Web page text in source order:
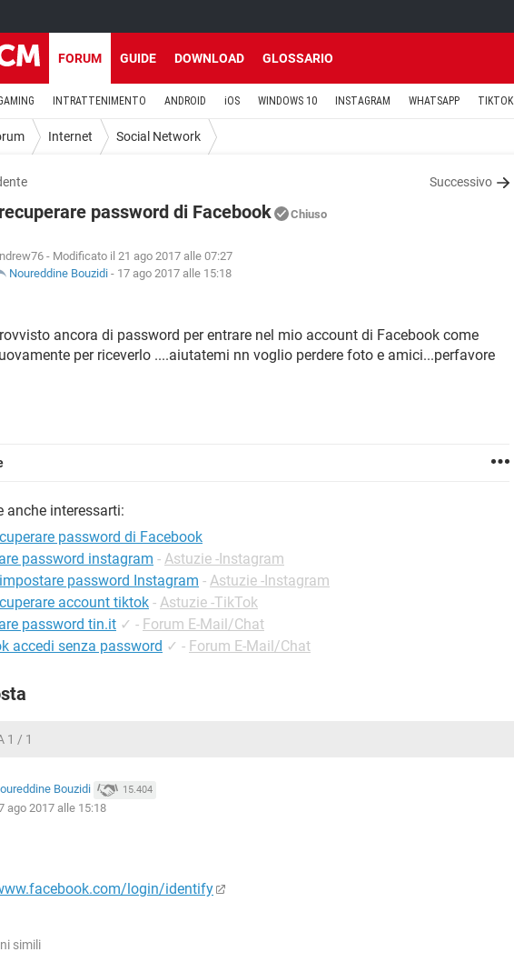
FORUM GUIDE DOWNLOAD GLOSSARIO
INTRATTENIMENTO ANDROID iOS WINDOWS 10 INSTAGRAM WHATSAPP TIKTOK
Internet Social Network
Successivo
password di Facebook Chiuso
- Modificato il 21 ago 2017 alle 07:27
Noureddine Bouzidi - 17 ago 2017 alle 15:18
ancora di password per entrare nel mio account di Facebook come
per riceverlo ....aiutatemi nn voglio perdere foto e amici...perfavore
anche interessarti:
password di Facebook
password instagram - Astuzie -Instagram
password Instagram - Astuzie -Instagram
account tiktok - Astuzie -TikTok
password tin.it ✓ - Forum E-Mail/Chat
accedi senza password ✓ - Forum E-Mail/Chat
1 / 1
Bouzidi 15.404
ago 2017 alle 15:18
login/identify
simili